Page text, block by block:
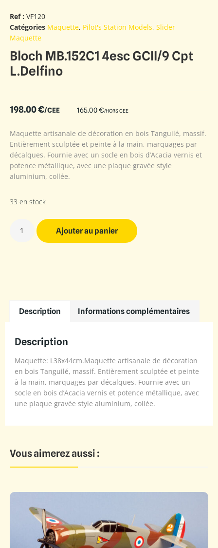
Ref : VF120
Catégories Maquette, Pilot's Station Models, Slider
Maquette
Bloch MB.152C1 4esc GCII/9 Cpt
L.Delfino
198.00€/CEE 165.00€/HORS CEE
Maquette artisanale de décoration en bois Tanguilé, massif.
Entièrement sculptée et peinte à la main, marquages par
décalques. Fournie avec un socle en bois d’Acacia vernis et
potence métallique, avec une plaque gravée style
aluminium, collée.
33 en stock
Ajouter au panier
Description Informations complémentaires
Description
Maquette: L38x44cm.Maquette artisanale de décoration
en bois Tanguilé, massif. Entièrement sculptée et peinte
à la main, marquages par décalques. Fournie avec un
socle en bois d’Acacia vernis et potence métallique, avec
une plaque gravée style aluminium, collée.
Vous aimerez aussi :